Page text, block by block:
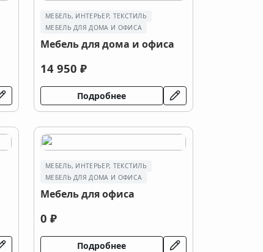
МЕБЕЛЬ, ИНТЕРЬЕР, ТЕКСТИЛЬ
МЕБЕЛЬ ДЛЯ ДОМА И ОФИСА
Мебель для дома и офиса
14 950 ₽
Подробнее
МЕБЕЛЬ, ИНТЕРЬЕР, ТЕКСТИЛЬ
МЕБЕЛЬ ДЛЯ ДОМА И ОФИСА
Мебель для офиса
0 ₽
Подробнее